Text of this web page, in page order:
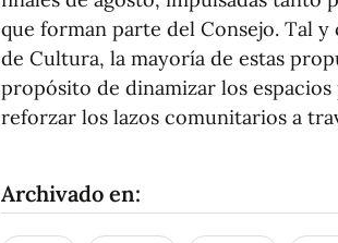
que forman parte del Consejo. Tal
de Cultura, la mayoría de estas
propósito de dinamizar los
reforzar los lazos comunitarios a
Archivado en: